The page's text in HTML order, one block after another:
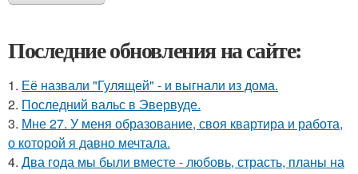
Последние обновления на сайте:
1. Её назвали "Гулящей" - и выгнали из дома.
2. Последний вальс в Эвервуде.
3. Мне 27. У меня образование, своя квартира и работа,
о которой я давно мечтала.
4. Два года мы были вместе - любовь, страсть, планы на